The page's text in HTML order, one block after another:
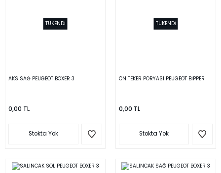
TÜKENDİ
AKS SAĞ PEUGEOT BOXER 3
0,00 TL
Stokta Yok
TÜKENDİ
ÖN TEKER PORYASI PEUGEOT BİPPER
0,00 TL
Stokta Yok